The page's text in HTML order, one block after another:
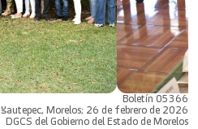
Boletín 05366
Yautepec, Morelos; 26 de febrero de 2026
DGCS del Gobierno del Estado de Morelos